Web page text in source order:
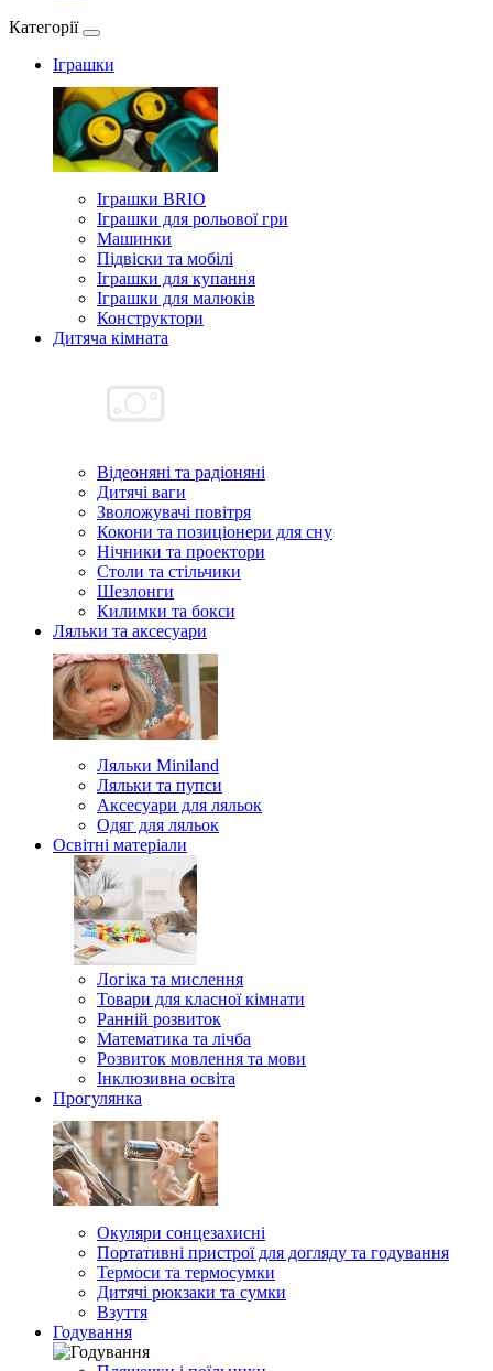
Категорії
Іграшки
Іграшки BRIO
Іграшки для рольової гри
Машинки
Підвіски та мобілі
Іграшки для купання
Іграшки для малюків
Конструктори
Дитяча кімната
Відеоняні та радіоняні
Дитячі ваги
Зволожувачі повітря
Кокони та позиціонери для сну
Нічники та проектори
Столи та стільчики
Шезлонги
Килимки та бокси
Ляльки та аксесуари
Ляльки Miniland
Ляльки та пупси
Аксесуари для ляльок
Одяг для ляльок
Освітні матеріали
Логіка та мислення
Товари для класної кімнати
Ранній розвиток
Математика та лічба
Розвиток мовлення та мови
Інклюзивна освіта
Прогулянка
Окуляри сонцезахисні
Портативні пристрої для догляду та годування
Термоси та термосумки
Дитячі рюкзаки та сумки
Взуття
Годування